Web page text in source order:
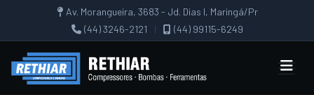
Av. Morangueira, 3683 - Jd. Dias I, Maringá/Pr
(44) 3246-2121
| (44) 99115-6249